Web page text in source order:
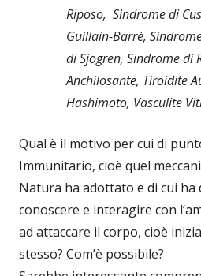
Riposo, Sindrome di
Guillain-Barrè,
di Sjogren, Sindrome di
Anchilosante, Tiroidite
Hashimoto, Vasculite
Qual è il motivo per cui di
Immunitario, cioè quel
Natura ha adottato e di cui ha
conoscere e interagire con
ad attaccare il corpo, cioè
stesso? Com’è possibile?